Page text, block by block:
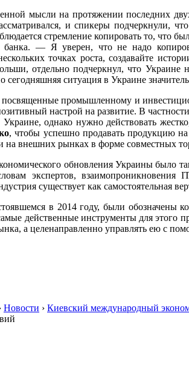
мысли на протяжении последних
и спикеры подчеркнули,
стремление копировать то, что
банка. — Я уверен, что не надо
точках роста, создавайте
отдельно подчеркнул, что Украине
сегодняшняя ситуация в Украине
промышленному и
настрой на развитие. В
однако нужно действовать
, чтобы успешно продавать продукцию
на внешних рынках в форме совместных
обновления Украины
экспертов,
существует как самостоятельная
в 2014 году, были обозначены
действенные инструменты для
а целенаправленно управлять ею с
Новости › Киевский международный